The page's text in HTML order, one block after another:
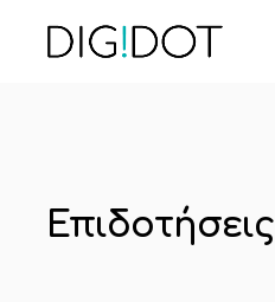
Επιδοτήσεις